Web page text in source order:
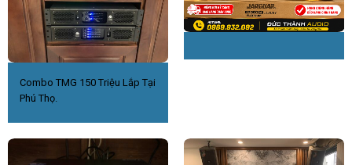
Combo TMG 150 Triệu Lắp Tại
Phú Thọ.